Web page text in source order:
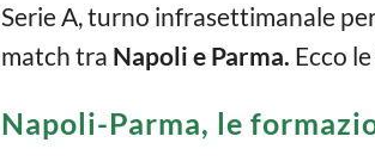
Serie A, turno infrasettimanale
match tra Napoli e Parma. Ecco
Napoli-Parma, le